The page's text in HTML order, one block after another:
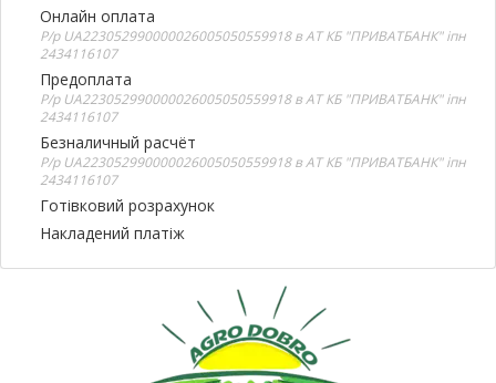
Онлайн оплата
Р/р UA223052990000026005050559918 в АТ КБ "ПРИВАТБАНК" іпн
2434116107
Предоплата
Р/р UA223052990000026005050559918 в АТ КБ "ПРИВАТБАНК" іпн
2434116107
Безналичный расчёт
Р/р UA223052990000026005050559918 в АТ КБ "ПРИВАТБАНК" іпн
2434116107
Готівковий розрахунок
Накладений платіж